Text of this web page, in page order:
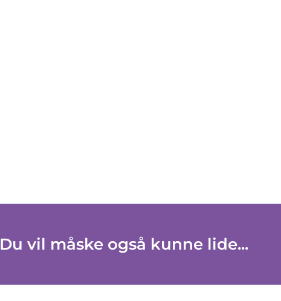
Du vil måske også kunne lide...